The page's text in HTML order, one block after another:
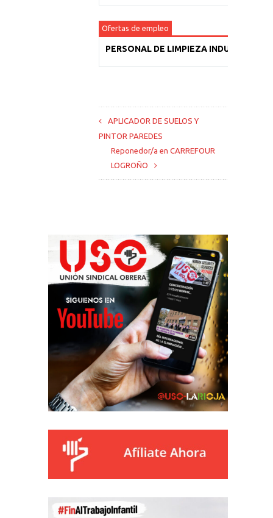
Ofertas de empleo
PERSONAL DE LIMPIEZA INDUSTRIAL
APLICADOR DE SUELOS Y
PINTOR PAREDES
Reponedor/a en CARREFOUR
LOGROÑO